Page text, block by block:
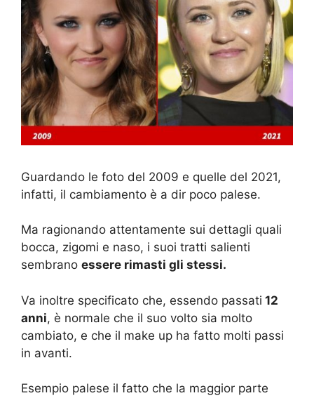
Guardando le foto del 2009 e quelle del 2021,
infatti, il cambiamento è a dir poco palese.
Ma ragionando attentamente sui dettagli quali
bocca, zigomi e naso, i suoi tratti salienti
sembrano essere rimasti gli stessi.
Va inoltre specificato che, essendo passati 12
anni, è normale che il suo volto sia molto
cambiato, e che il make up ha fatto molti passi
in avanti.
Esempio palese il fatto che la maggior parte